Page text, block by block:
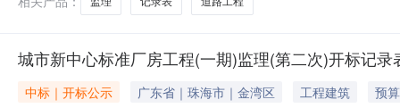
城市新中心标准厂房工程(一期)监理(第二次)开标记录
中标｜开标公示 广东省｜珠海市｜金湾区 工程建筑
预